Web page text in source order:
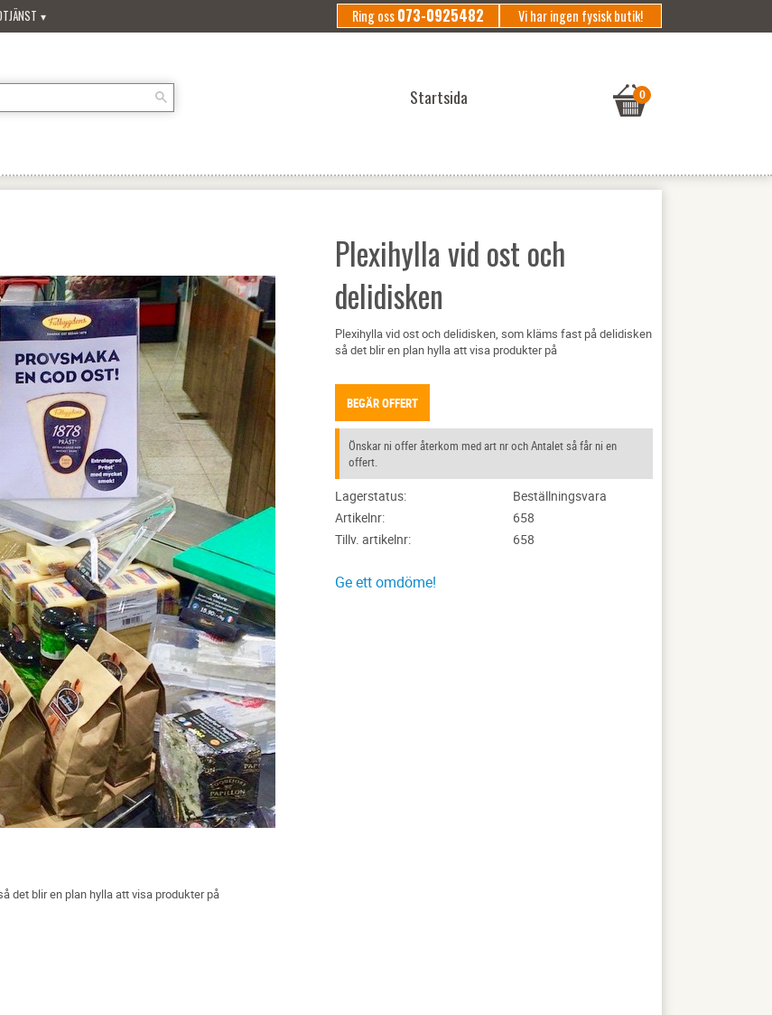
Vi har ingen fysisk butik!
Ring oss073-0925482
Startsida
Plexihylla vid ost och
delidisken
Plexihylla vid ost och delidisken, som kläms fast på delidisken
så det blir en plan hylla att visa produkter på
BEGÄR OFFERT
Önskar ni offer återkom med art nr och Antalet så får ni en
offert.
Lagerstatus
Beställningsvara
Artikelnr
658
Tillv. artikelnr
658
Ge ett omdöme!
det blir en plan hylla att visa produkter på